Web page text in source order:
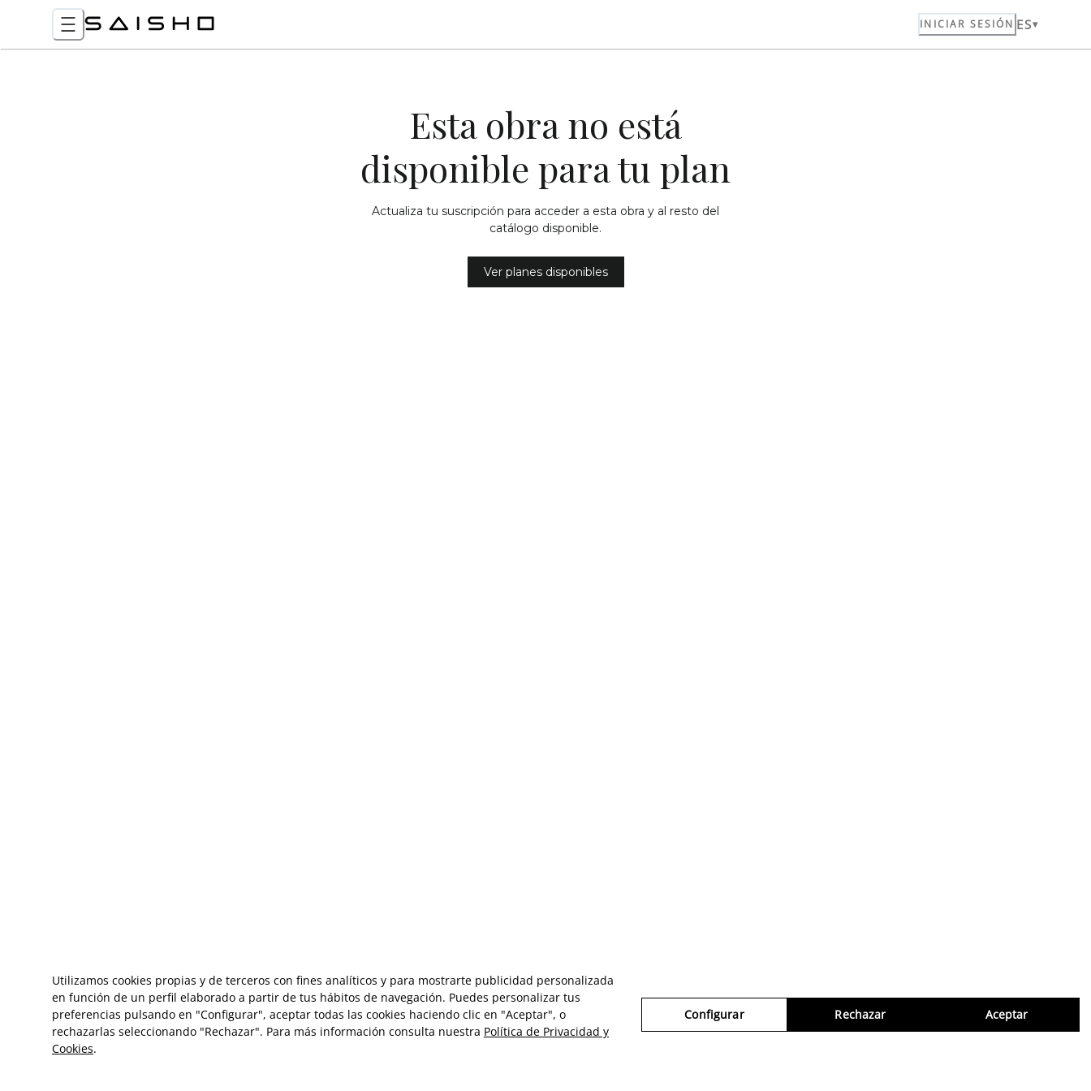
INICIAR SESIÓN ES
Esta obra no está
disponible para tu plan
Actualiza tu suscripción para acceder a esta obra y al resto del
catálogo disponible.
Ver planes disponibles
Utilizamos cookies propias y de terceros con fines analíticos y para mostrarte publicidad personalizada
en función de un perfil elaborado a partir de tus hábitos de navegación. Puedes personalizar tus
preferencias pulsando en "Configurar", aceptar todas las cookies haciendo clic en "Aceptar", o
rechazarlas seleccionando "Rechazar". Para más información consulta nuestra Política de Privacidad y
Cookies.
Configurar Rechazar Aceptar